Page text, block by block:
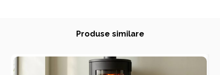
Produse similare